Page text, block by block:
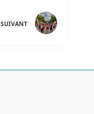
SUIVANT